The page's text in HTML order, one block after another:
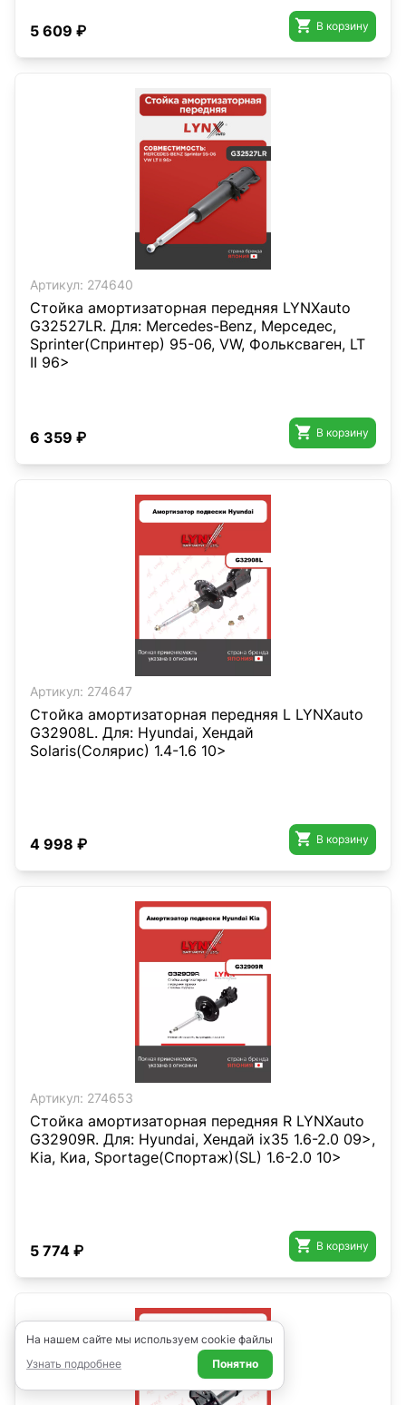
5 609 ₽  В корзину
Артикул: 274640
Стойка амортизаторная передняя LYNXauto
G32527LR. Для: Mercedes-Benz, Мерседес,
Sprinter(Спринтер) 95-06, VW, Фольксваген, LT
II 96>
6 359 ₽  В корзину
Артикул: 274647
Стойка амортизаторная передняя L LYNXauto
G32908L. Для: Hyundai, Хендай
Solaris(Солярис) 1.4-1.6 10>
4 998 ₽  В корзину
Артикул: 274653
Стойка амортизаторная передняя R LYNXauto
G32909R. Для: Hyundai, Хендай ix35 1.6-2.0 09>,
Kia, Киа, Sportage(Спортаж)(SL) 1.6-2.0 10>
5 774 ₽  В корзину
На нашем сайте мы используем cookie файлы
Узнать подробнее
Понятно